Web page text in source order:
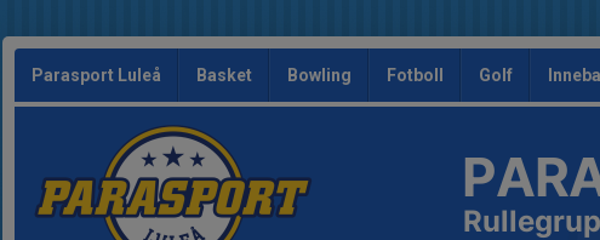
Parasport Luleå Basket Bowling Fotboll Golf